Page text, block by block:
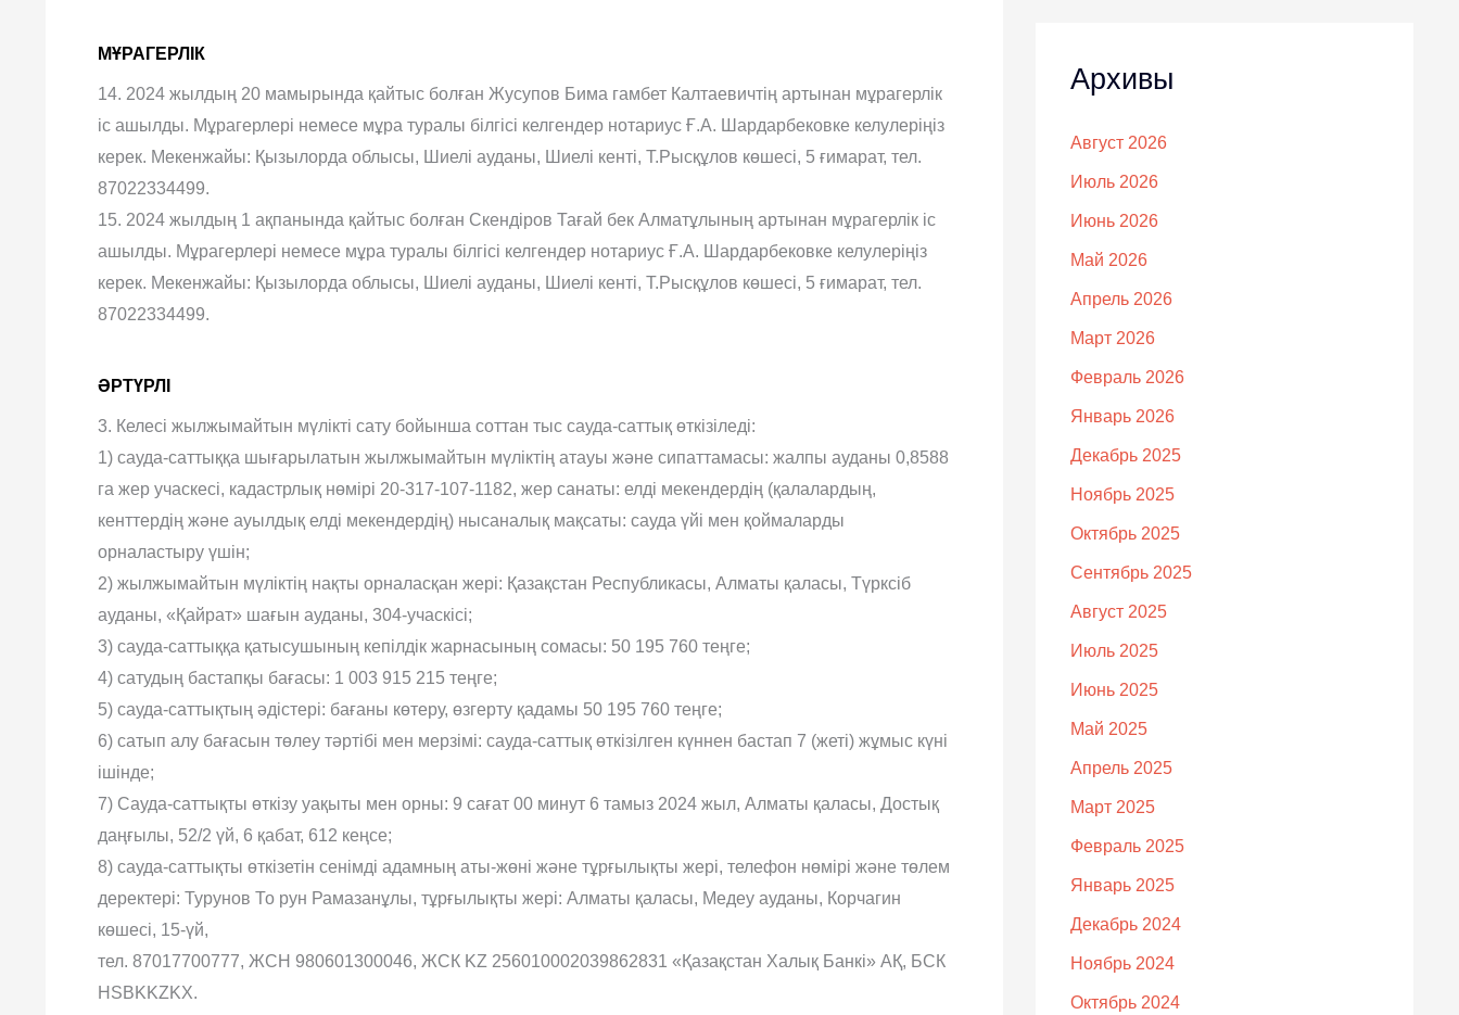
МҰРАГЕРЛІК
14. 2024 жылдың 20 мамырында қайтыс болған Жусупов Бима гамбет Калтаевичтің артынан мұрагерлік
іс ашылды. Мұрагерлері немесе мұра туралы білгісі келгендер нотариус Ғ.А. Шардарбековке келулеріңіз
керек. Мекенжайы: Қызылорда облысы, Шиелі ауданы, Шиелі кенті, Т.Рысқұлов көшесі, 5 ғимарат, тел.
87022334499.
15. 2024 жылдың 1 ақпанында қайтыс болған Скендіров Тағай бек Алматұлының артынан мұрагерлік іс
ашылды. Мұрагерлері немесе мұра туралы білгісі келгендер нотариус Ғ.А. Шардарбековке келулеріңіз
керек. Мекенжайы: Қызылорда облысы, Шиелі ауданы, Шиелі кенті, Т.Рысқұлов көшесі, 5 ғимарат, тел.
87022334499.
ӘРТҮРЛІ
3. Келесі жылжымайтын мүлікті сату бойынша соттан тыс сауда-саттық өткізіледі:
1) сауда-саттыққа шығарылатын жылжымайтын мүліктің атауы және сипаттамасы: жалпы ауданы 0,8588
га жер учаскесі, кадастрлық нөмірі 20-317-107-1182, жер санаты: елді мекендердің (қалалардың,
кенттердің және ауылдық елді мекендердің) нысаналық мақсаты: сауда үйі мен қоймаларды
орналастыру үшін;
2) жылжымайтын мүліктің нақты орналасқан жері: Қазақстан Республикасы, Алматы қаласы, Түрксіб
ауданы, «Қайрат» шағын ауданы, 304-учаскісі;
3) сауда-саттыққа қатысушының кепілдік жарнасының сомасы: 50 195 760 теңге;
4) сатудың бастапқы бағасы: 1 003 915 215 теңге;
5) сауда-саттықтың әдістері: бағаны көтеру, өзгерту қадамы 50 195 760 теңге;
6) сатып алу бағасын төлеу тәртібі мен мерзімі: сауда-саттық өткізілген күннен бастап 7 (жеті) жұмыс күні
ішінде;
7) Сауда-саттықты өткізу уақыты мен орны: 9 сағат 00 минут 6 тамыз 2024 жыл, Алматы қаласы, Достық
даңғылы, 52/2 үй, 6 қабат, 612 кеңсе;
8) сауда-саттықты өткізетін сенімді адамның аты-жөні және тұрғылықты жері, телефон нөмірі және төлем
деректері: Турунов То рун Рамазанұлы, тұрғылықты жері: Алматы қаласы, Медеу ауданы, Корчагин
көшесі, 15-үй,
тел. 87017700777, ЖСН 980601300046, ЖСК KZ 256010002039862831 «Қазақстан Халық Банкі» АҚ, БСК
HSBKKZKX.
Архивы
Август 2026
Июль 2026
Июнь 2026
Май 2026
Апрель 2026
Март 2026
Февраль 2026
Январь 2026
Декабрь 2025
Ноябрь 2025
Октябрь 2025
Сентябрь 2025
Август 2025
Июль 2025
Июнь 2025
Май 2025
Апрель 2025
Март 2025
Февраль 2025
Январь 2025
Декабрь 2024
Ноябрь 2024
Октябрь 2024